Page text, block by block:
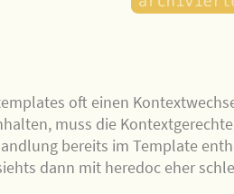
oft einen
muss die Kontextgerechte
bereits im Template
dann mit heredoc eher